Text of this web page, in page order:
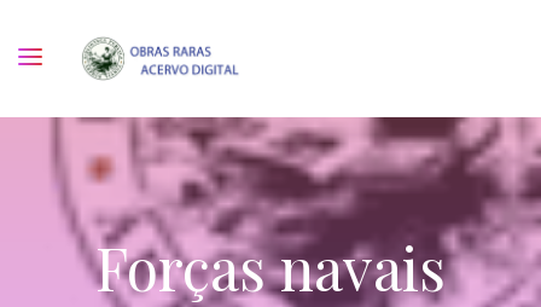
Forças navais